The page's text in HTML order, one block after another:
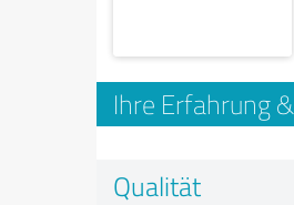
Ihre Erfahrung
Qualität